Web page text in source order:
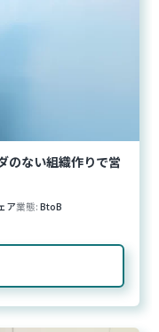
のない組織作りで営
ア業態 BtoB